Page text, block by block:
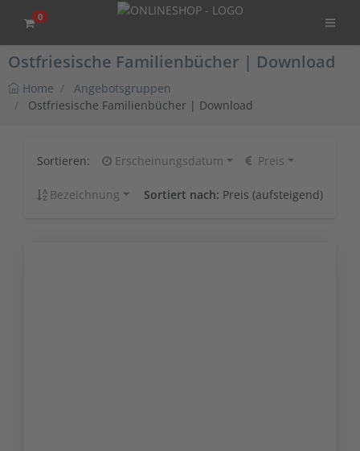
0
Ostfriesische Familienbücher | Download
Home
Angebotsgruppen
Ostfriesische Familienbücher | Download
Sortieren: Erscheinungsdatum Preis
Bezeichnung Sortiert nach: Preis (aufsteigend)